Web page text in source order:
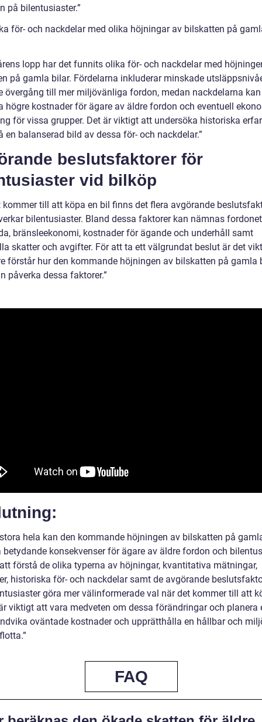
på bilentusiaster.”
för- och nackdelar med olika höjningar av bilskatten på
lopp har det funnits olika för- och nackdelar med
på gamla bilar. Fördelarna inkluderar minskade
övergång till mer miljövänliga fordon, medan nackdelarna kan
högre kostnader för ägare av äldre fordon och eventuell
för vissa grupper. Det är viktigt att undersöka historiska
en balanserad bild av dessa för- och nackdelar.”
beslutsfaktorer för
vid bilköp
kommer till att köpa en bil finns det flera avgörande
bilentusiaster. Bland dessa faktorer kan nämnas
bränsleekonomi, kostnader för ägande och underhåll samt
skatter och avgifter. För att ta ett välgrundat beslut är det
förstår hur den kommande höjningen av bilskatten på gamla
påverka dessa faktorer.”
hela kan den kommande höjningen av bilskatten på
betydande konsekvenser för ägare av äldre fordon och
förstå de olika typerna av höjningar, kvantitativa mätningar,
historiska för- och nackdelar samt de avgörande
göra mer välinformerade val när det kommer till att
viktigt att vara medveten om dessa förändringar och planera
oväntade kostnader och upprätthålla en hållbar och
FAQ